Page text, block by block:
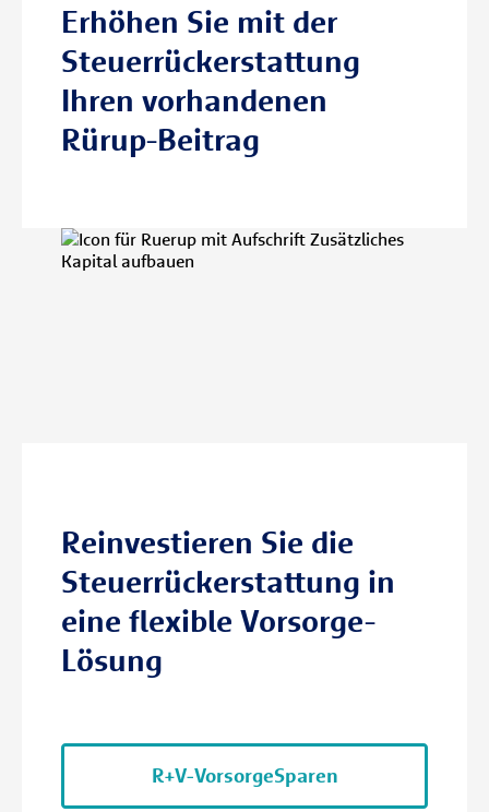
Erhöhen Sie mit der
Steuerrückerstattung
Ihren vorhandenen
Rürup-Beitrag
Reinvestieren Sie die
Steuerrückerstattung in
eine flexible Vorsorge-
Lösung
R+V-VorsorgeSparen